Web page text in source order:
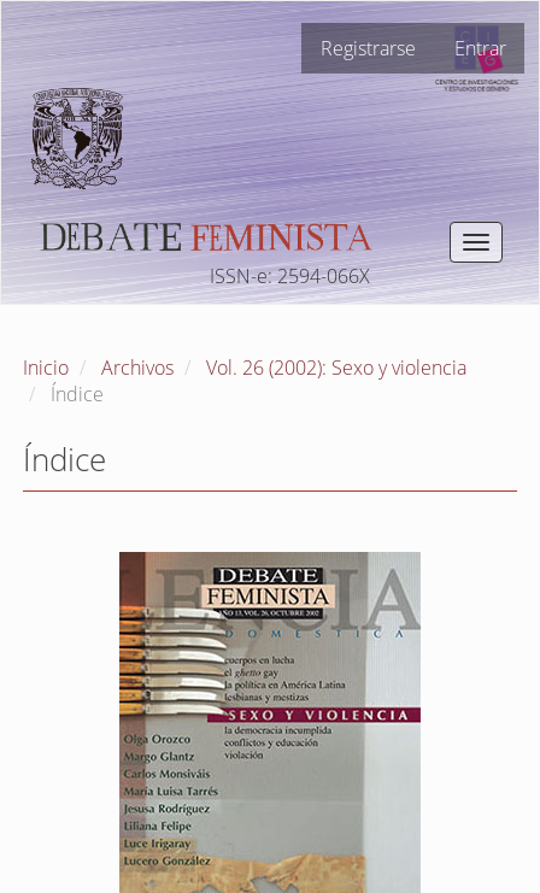
Navegación
principal
Contenido
principal
Barra
lateral
Registrarse Entrar
Toggle
ISSN-e: 2594-066X
Inicio Archivos
Vol. 26 (2002): Sexo y violencia
Índice
Índice